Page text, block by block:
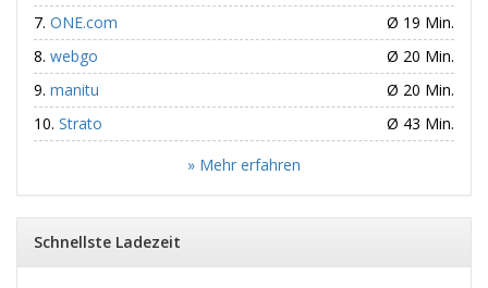
ONE.com
Ø 19 Min.
webgo
Ø 20 Min.
manitu
Ø 20 Min.
Strato
Ø 43 Min.
» Mehr erfahren
Schnellste Ladezeit